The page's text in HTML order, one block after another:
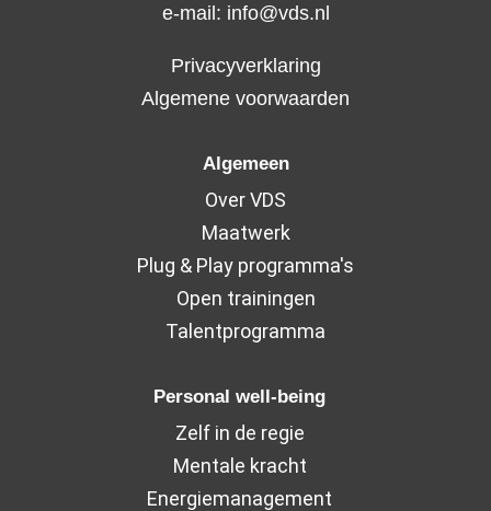
e-mail: info@vds.nl
Privacyverklaring
Algemene voorwaarden
Algemeen
Over VDS
Maatwerk
Plug & Play programma's
Open trainingen
Talentprogramma
Personal well-being
Zelf in de regie
Mentale kracht
Energiemanagement